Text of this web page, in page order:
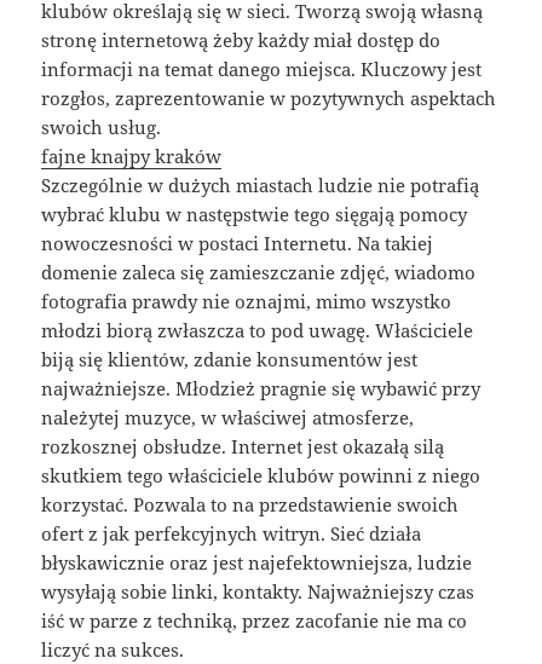
klubów określają się w sieci. Tworzą swoją własną
stronę internetową żeby każdy miał dostęp do
informacji na temat danego miejsca. Kluczowy jest
rozgłos, zaprezentowanie w pozytywnych aspektach
swoich usług.
fajne knajpy kraków
Szczególnie w dużych miastach ludzie nie potrafią
wybrać klubu w następstwie tego sięgają pomocy
nowoczesności w postaci Internetu. Na takiej
domenie zaleca się zamieszczanie zdjęć, wiadomo
fotografia prawdy nie oznajmi, mimo wszystko
młodzi biorą zwłaszcza to pod uwagę. Właściciele
biją się klientów, zdanie konsumentów jest
najważniejsze. Młodzież pragnie się wybawić przy
należytej muzyce, w właściwej atmosferze,
rozkosznej obsłudze. Internet jest okazałą silą
skutkiem tego właściciele klubów powinni z niego
korzystać. Pozwala to na przedstawienie swoich
ofert z jak perfekcyjnych witryn. Sieć działa
błyskawicznie oraz jest najefektowniejsza, ludzie
wysyłają sobie linki, kontakty. Najważniejszy czas
iść w parze z techniką, przez zacofanie nie ma co
liczyć na sukces.